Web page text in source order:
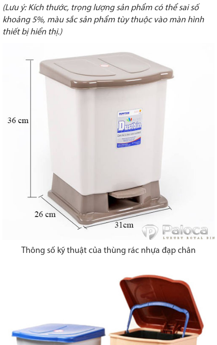
(Lưu ý: Kích thước, trọng lượng sản phẩm có thể sai số
khoảng 5%, màu sắc sản phẩm tùy thuộc vào màn hình
thiết bị hiển thị.)
Thông số kỹ thuật của thùng rác nhựa đạp chân